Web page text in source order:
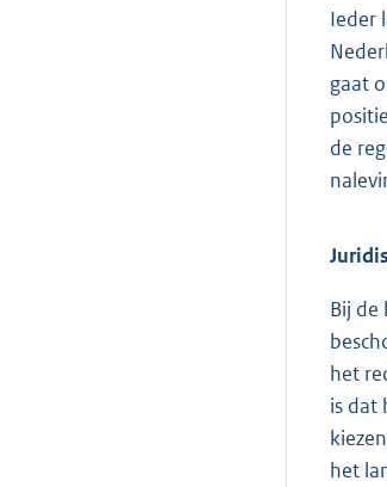
Ieder
gaat
de
Bij de
het
is dat
het